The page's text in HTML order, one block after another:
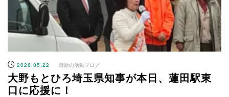
2026.05.22 最新の活動ブログ
大野もとひろ埼玉県知事が本日、蓮田駅東
口に応援に！